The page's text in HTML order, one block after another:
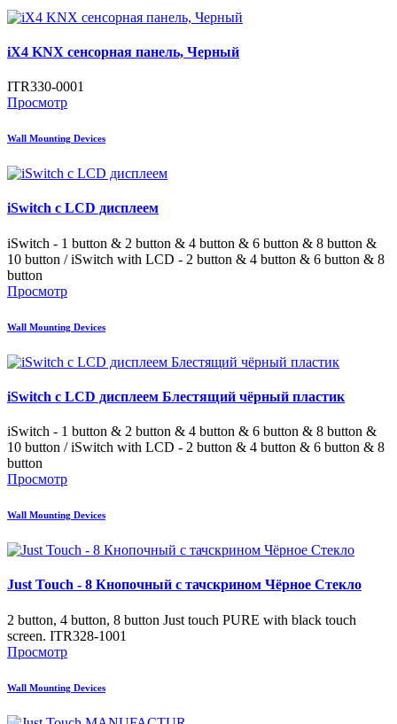
iX4 KNX сенсорная панель, Черный
ITR330-0001
Просмотр
Wall Mounting Devices
iSwitch с LCD дисплеем
iSwitch - 1 button & 2 button & 4 button & 6 button & 8 button &
10 button / iSwitch with LCD - 2 button & 4 button & 6 button & 8
button
Просмотр
Wall Mounting Devices
iSwitch с LCD дисплеем Блестящий чёрный пластик
iSwitch - 1 button & 2 button & 4 button & 6 button & 8 button &
10 button / iSwitch with LCD - 2 button & 4 button & 6 button & 8
button
Просмотр
Wall Mounting Devices
Just Touch - 8 Кнопочный с тачскрином Чёрное Стекло
2 button, 4 button, 8 button Just touch PURE with black touch
screen. ITR328-1001
Просмотр
Wall Mounting Devices